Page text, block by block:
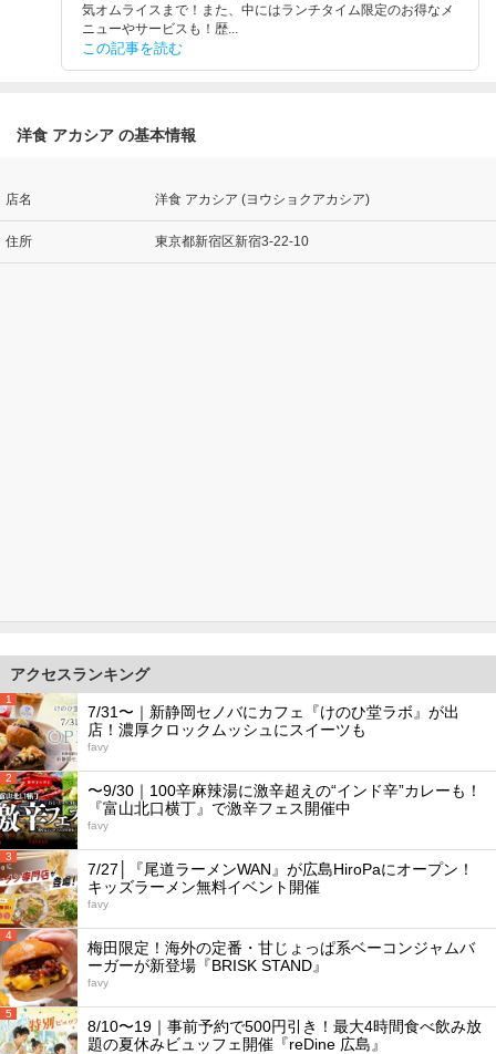
気オムライスまで！また、中にはランチタイム限定のお得なメ
ニューやサービスも！歴...
この記事を読む
洋食 アカシア の基本情報
店名 洋食 アカシア (ヨウショクアカシア)
住所 東京都新宿区新宿3-22-10
アクセスランキング
1
7/31〜｜新静岡セノバにカフェ『けのひ堂ラボ』が出
店！濃厚クロックムッシュにスイーツも
favy
2
〜9/30｜100辛麻辣湯に激辛超えの“インド辛”カレーも！
『富山北口横丁』で激辛フェス開催中
favy
3
7/27│『尾道ラーメンWAN』が広島HiroPaにオープン！
キッズラーメン無料イベント開催
favy
4
梅田限定！海外の定番・甘じょっぱ系ベーコンジャムバ
ーガーが新登場『BRISK STAND』
favy
5
8/10〜19｜事前予約で500円引き！最大4時間食べ飲み放
題の夏休みビュッフェ開催『reDine 広島』